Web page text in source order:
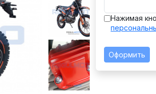
Нажимая
Оформить